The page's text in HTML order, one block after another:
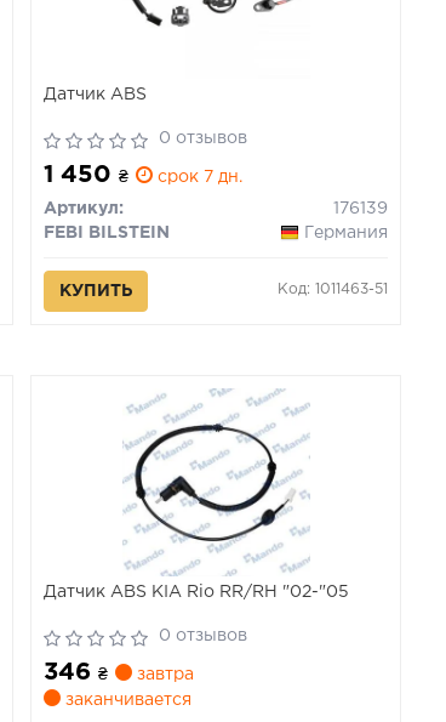
Датчик ABS
0 отзывов
1 450₴ срок 7 дн.
Артикул:
176139
FEBI BILSTEIN
Германия
КУПИТЬ Код: 1011463-51
Датчик ABS KIA Rio RR/RH "02-"05
0 отзывов
346₴
завтра
заканчивается